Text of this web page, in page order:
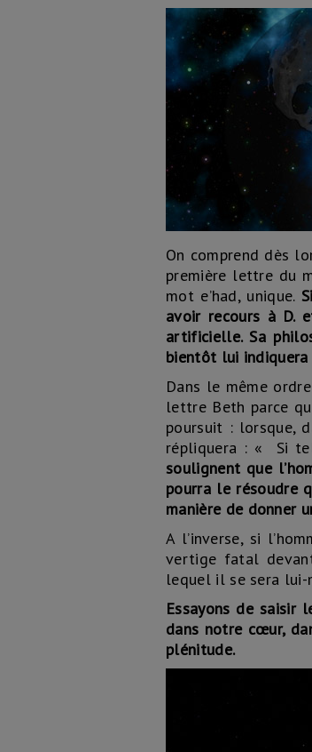
On comprend dès
première lettre du
mot e’had, unique.
avoir recours à D.
artificielle. Sa
bientôt lui indiquera
Dans le même
lettre Beth parce
poursuit : lorsque,
répliquera : « Si
soulignent que
pourra le résoudre
manière de donner
A l’inverse, si
vertige fatal
lequel il se sera lui-
Essayons de saisir
dans notre cœur,
plénitude.